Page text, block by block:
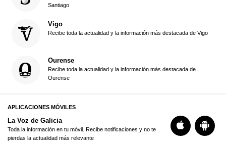
Santiago
Vigo
Recibe toda la actualidad y la información más destacada de Vigo
Ourense
Recibe toda la actualidad y la información más destacada de
Ourense
APLICACIONES MÓVILES
La Voz de Galicia
Toda la información en tu móvil. Recibe notificaciones y no te
pierdas la actualidad más relevante